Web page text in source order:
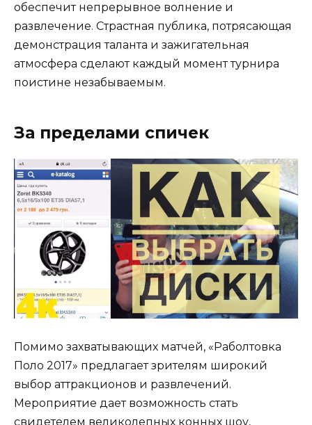
обеспечит непрерывное волнение и
развлечение. Страстная публика, потрясающая
демонстрация таланта и зажигательная
атмосфера сделают каждый момент турнира
поистине незабываемым.
За пределами спичек
Помимо захватывающих матчей, «Раболтовка
Поло 2017» предлагает зрителям широкий
выбор аттракционов и развлечений.
Мероприятие дает возможность стать
свидетелем великолепных конных шоу,